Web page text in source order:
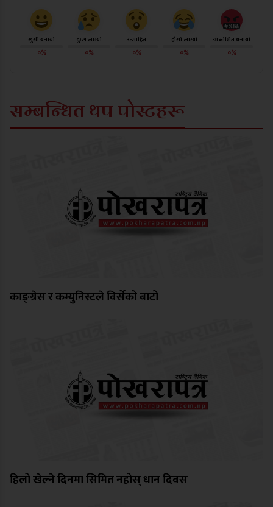
खुसी बनायो
०%
दु:ख लाग्यो
०%
उत्साहित
०%
हाँसो लाग्यो
०%
आक्रोशित बनायो
०%
सम्बन्धित थप पोस्टहरू
काङ्ग्रेस र कम्युनिस्टले विर्सेको बाटो
हिलो खेल्ने दिनमा सिमित नहोस् धान दिवस